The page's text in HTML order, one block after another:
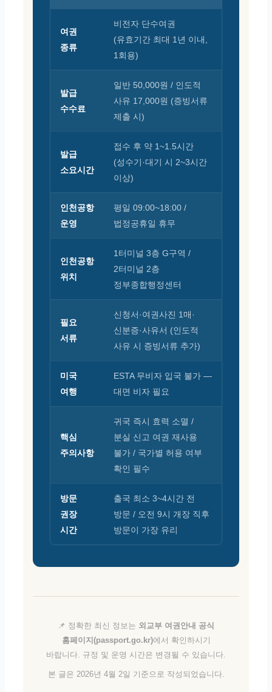
여권
종류
비전자 단수여권
(유효기간 최대 1년 이내,
1회용)
발급
수수료
일반 50,000원 / 인도적
사유 17,000원 (증빙서류
제출 시)
발급
소요시간
접수 후 약 1~1.5시간
(성수기·대기 시 2~3시간
이상)
인천공항
운영
평일 09:00~18:00 /
법정공휴일 휴무
인천공항
위치
1터미널 3층 G구역 /
2터미널 2층
정부종합행정센터
필요
서류
신청서·여권사진 1매·
신분증·사유서 (인도적
사유 시 증빙서류 추가)
미국
여행
ESTA 무비자 입국 불가 —
대면 비자 필요
핵심
주의사항
귀국 즉시 효력 소멸 /
분실 신고 여권 재사용
불가 / 국가별 허용 여부
확인 필수
방문
권장
시간
출국 최소 3~4시간 전
방문 / 오전 9시 개장 직후
방문이 가장 유리
📌 정확한 최신 정보는 외교부 여권안내 공식
홈페이지(passport.go.kr)에서 확인하시기
바랍니다. 규정 및 운영 시간은 변경될 수 있습니다.
본 글은 2026년 4월 2일 기준으로 작성되었습니다.